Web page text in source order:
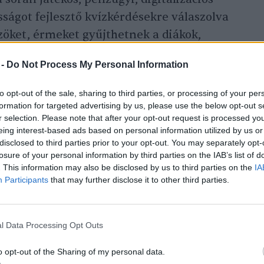
Do Not Process My Personal Information
opt-out of the sale, sharing to third parties, or processing of your
for targeted advertising by us, please use the below opt-out
selection. Please note that after your opt-out request is processed
interest-based ads based on personal information utilized by us
to third parties prior to your opt-out. You may separately
of your personal information by third parties on the IAB’s list of
This information may also be disclosed by us to third parties on the
Participants that may further disclose it to other third parties.
Data Processing Opt Outs
opt-out of the Sharing of my personal data.
fejlesztő kvízkérdésekre válaszolva
érmeket gyűjthetnek a diákok,
sőt a beváltási időszakokban
váltani.
indult a Diákszéf applikáció? Mi volt
ez a legjobb módja a pénzkezelés
nem lehet elég korán kezdeni a
Mivel egy olyan korosztályt
részt még nem rendelkeznek
vívmányait napi szinten használják,